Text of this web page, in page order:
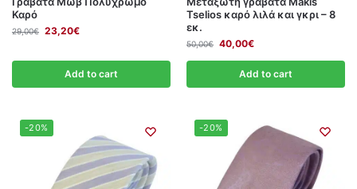
Καρό
29,00€ 23,20€
Add to cart
Tselios καρό λιλά και γκρι – 8
εκ.
50,00€ 40,00€
Add to cart
-20% -20%